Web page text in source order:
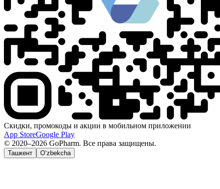
Скидки, промокоды и акции в мобильном приложении
App StoreGoogle Play
© 2020–2026 GoPharm. Все права защищены.
Ташкент O‘zbekcha